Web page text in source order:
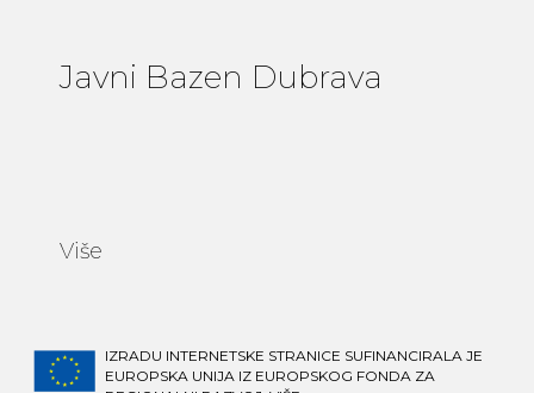
Javni Bazen Dubrava
Više
IZRADU INTERNETSKE STRANICE SUFINANCIRALA JE
EUROPSKA UNIJA IZ EUROPSKOG FONDA ZA